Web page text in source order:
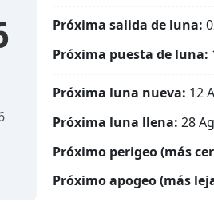
Próxima salida de luna:
Próxima puesta de luna:
Próxima luna nueva: 12
Próxima luna llena: 28
Próximo perigeo (más
Próximo apogeo (más